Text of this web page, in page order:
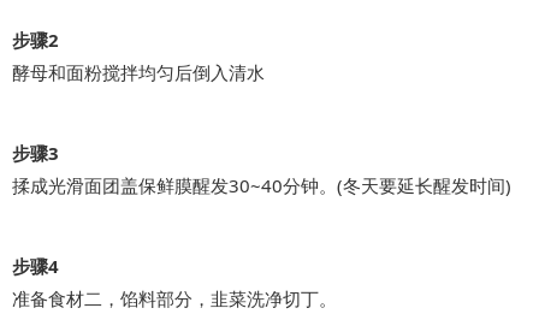
步骤2
酵母和面粉搅拌均匀后倒入清水
步骤3
揉成光滑面团盖保鲜膜醒发30~40分钟。(冬天要延长醒发时间)
步骤4
准备食材二，馅料部分，韭菜洗净切丁。